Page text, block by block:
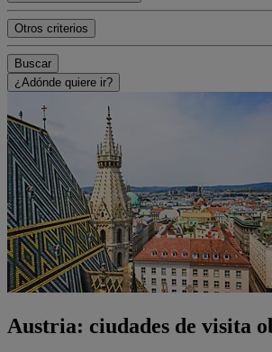
Otros criterios
Buscar
¿Adónde quiere ir?
Austria: ciudades de visita